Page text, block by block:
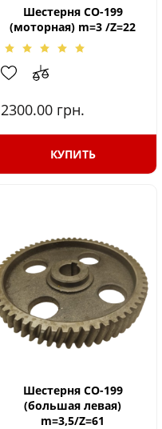
Шестерня СО-199
(моторная) m=3 /Z=22
2300.00 грн.
КУПИТЬ
Шестерня СО-199
(большая левая)
m=3,5/Z=61